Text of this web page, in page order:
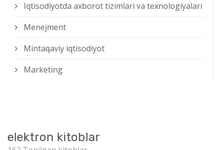
Iqtisodiyotda axborot tizimlari va texnologiyalari
Menejment
Mintaqaviy iqtisodiyot
Marketing
elektron kitoblar